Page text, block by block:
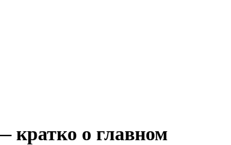
кратко о главном